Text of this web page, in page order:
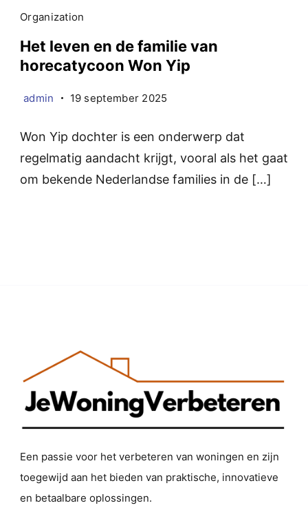
Organization
Het leven en de familie van
horecatycoon Won Yip
admin 19 september 2025
Won Yip dochter is een onderwerp dat
regelmatig aandacht krijgt, vooral als het gaat
om bekende Nederlandse families in de […]
Een passie voor het verbeteren van woningen en zijn
toegewijd aan het bieden van praktische, innovatieve
en betaalbare oplossingen.